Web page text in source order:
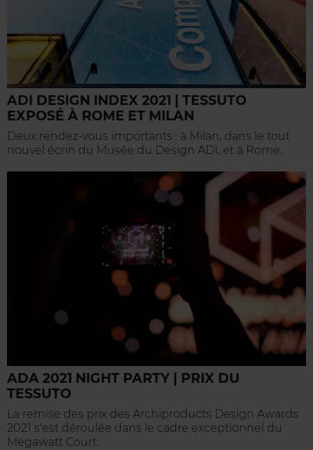
ADI DESIGN INDEX 2021 | TESSUTO
EXPOSÉ À ROME ET MILAN
Deux rendez-vous importants : à Milan, dans le tout
nouvel écrin du Musée du Design ADI, et à Rome.
ADA 2021 NIGHT PARTY | PRIX DU
TESSUTO
La remise des prix des Archiproducts Design Awards
2021 s'est déroulée dans le cadre exceptionnel du
Megawatt Court.